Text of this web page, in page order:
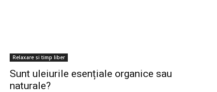
Relaxare si timp liber
Sunt uleiurile esențiale organice sau
naturale?